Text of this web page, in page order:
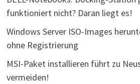
funktioniert nicht? Daran liegt es!
Windows Server ISO-Images
ohne Registrierung
MSI-Paket installieren führt zu
vermeiden!